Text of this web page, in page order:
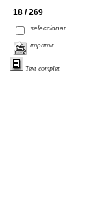
18 / 269
seleccionar
imprimir
Text complet